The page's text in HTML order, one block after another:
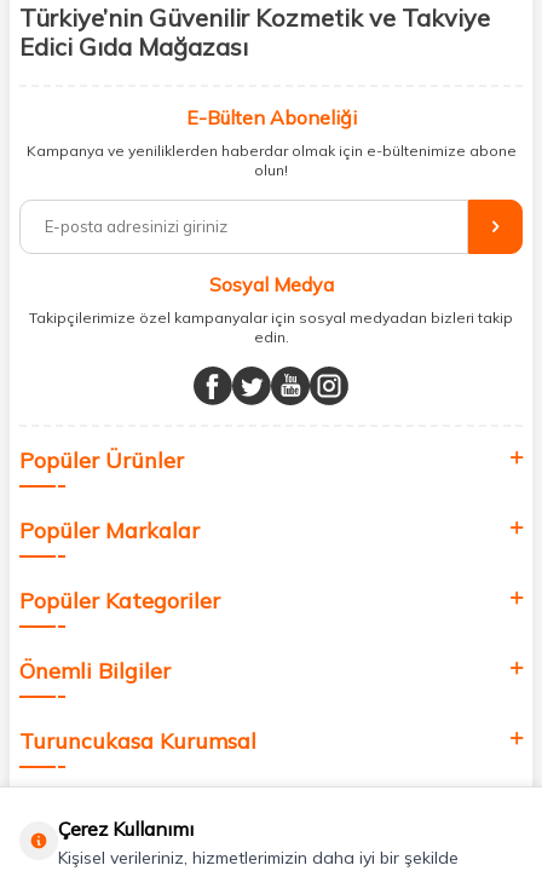
Türkiye’nin Güvenilir Kozmetik ve Takviye
Edici Gıda Mağazası
kişisel bakım hem de takviye edici gıda ürünlerini sizlerle
buluşturuyoruz. Artık mağaza mağaza dolaşmanıza gerek yok;
ihtiyacınız olan her şeyi tek bir çatı altında topluyor ve kapınıza kadar
%100 orijinal kozmetik ve sağlık ürünleriyle güzelliğinizi tamamlayabilir,
vücudunuzu desteklemek için güvenilir takviye edici gıdalara
minerallere kadar binlerce ürünü uygun fiyat ve hızlı kargo avantajıyla
sunuyoruz.
buluşturuyor ve online alışveriş deneyiminizi en iyi hale getiriyoruz.
Sağlık, güzellik ve iyi yaşam için aradığınız her şey burada!
değer katmak için bize katılın!
E-Bülten Aboneliği
Kampanya ve yeniliklerden haberdar olmak için e-bültenimize abone
olun!
Sosyal Medya
Takipçilerimize özel kampanyalar için sosyal medyadan bizleri takip
edin.
Popüler Ürünler
Popüler Markalar
Popüler Kategoriler
Önemli Bilgiler
Turuncukasa Kurumsal
Çerez Kullanımı
Kişisel verileriniz, hizmetlerimizin daha iyi bir şekilde